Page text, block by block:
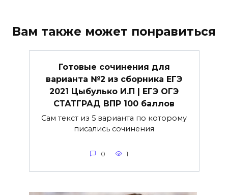
Вам также может понравиться
Готовые сочинения для
варианта №2 из сборника ЕГЭ
2021 Цыбулько И.П | ЕГЭ ОГЭ
СТАТГРАД ВПР 100 баллов
Сам текст из 5 варианта по которому
писались сочинения
0 1